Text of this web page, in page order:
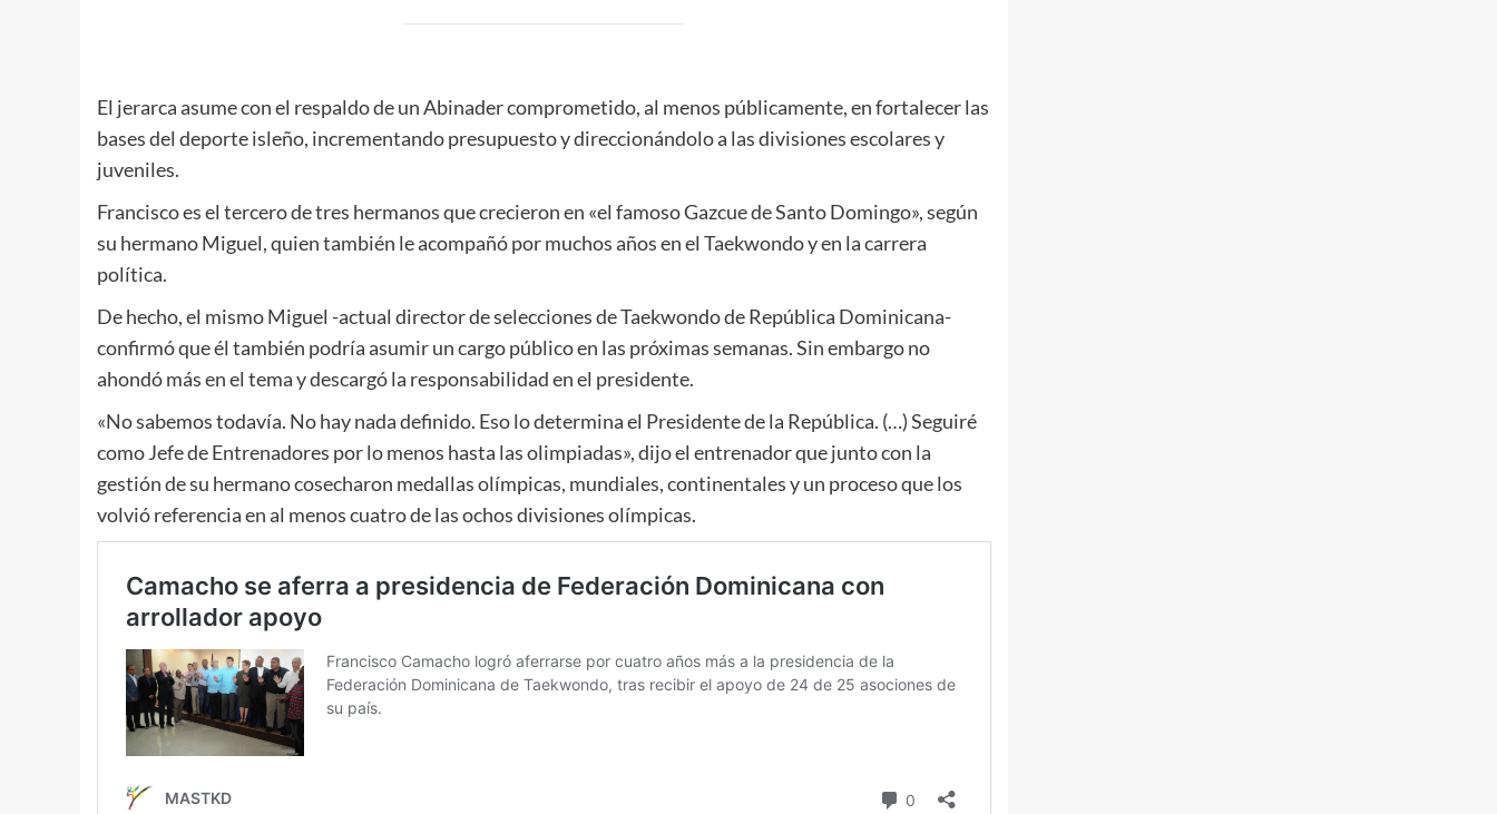
El jerarca asume con el respaldo de un Abinader comprometido, al menos públicamente, en fortalecer las
bases del deporte isleño, incrementando presupuesto y direccionándolo a las divisiones escolares y
juveniles.
Francisco es el tercero de tres hermanos que crecieron en «el famoso Gazcue de Santo Domingo», según
su hermano Miguel, quien también le acompañó por muchos años en el Taekwondo y en la carrera
política.
De hecho, el mismo Miguel -actual director de selecciones de Taekwondo de República Dominicana-
confirmó que él también podría asumir un cargo público en las próximas semanas. Sin embargo no
ahondó más en el tema y descargó la responsabilidad en el presidente.
«No sabemos todavía. No hay nada definido. Eso lo determina el Presidente de la República. (…) Seguiré
como Jefe de Entrenadores por lo menos hasta las olimpiadas», dijo el entrenador que junto con la
gestión de su hermano cosecharon medallas olímpicas, mundiales, continentales y un proceso que los
volvió referencia en al menos cuatro de las ochos divisiones olímpicas.